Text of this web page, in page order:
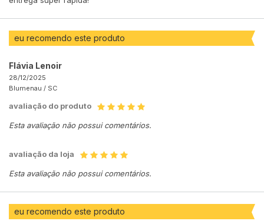
eu recomendo este produto
Flávia Lenoir
28/12/2025
Blumenau / SC
avaliação do produto
Esta avaliação não possui comentários.
avaliação da loja
Esta avaliação não possui comentários.
eu recomendo este produto